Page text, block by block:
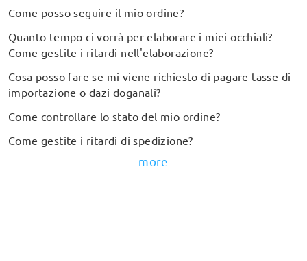
Vendita Firmoo
L'autorità raccomanda
Come posso seguire il mio ordine?
Quanto tempo ci vorrà per elaborare i miei occhiali?
Come gestite i ritardi nell'elaborazione?
Cosa posso fare se mi viene richiesto di pagare tasse di
importazione o dazi doganali?
Come controllare lo stato del mio ordine?
Come gestite i ritardi di spedizione?
more